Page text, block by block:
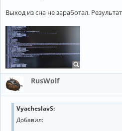
Выход из сна не заработал.
RusWolf
VyacheslavS:
Добавил: